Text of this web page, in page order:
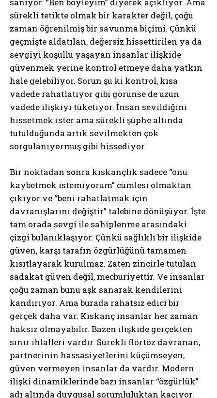
sürekli tetikte olmak bir karakter değil, çoğu
zaman öğrenilmiş bir savunma biçimi. Çünkü
geçmişte aldatılan, değersiz hissettirilen ya da
sevgiyi koşullu yaşayan insanlar ilişkide
güvenmek yerine kontrol etmeye daha yatkın
hale gelebiliyor. Sorun şu ki kontrol, kısa
vadede rahatlatıyor gibi görünse de uzun
vadede ilişkiyi tüketiyor. İnsan sevildiğini
hissetmek ister ama sürekli şüphe altında
tutulduğunda artık sevilmekten çok
sorgulanıyormuş gibi hissediyor.
Bir noktadan sonra kıskançlık sadece “onu
kaybetmek istemiyorum” cümlesi olmaktan
çıkıyor ve “beni rahatlatmak için
davranışlarını değiştir” talebine dönüşüyor. İşte
tam orada sevgi ile sahiplenme arasındaki
çizgi bulanıklaşıyor. Çünkü sağlıklı bir ilişkide
güven, karşı tarafın özgürlüğünü tamamen
kısıtlayarak kurulmaz. Zaten zincirle tutulan
sadakat güven değil, mecburiyettir. Ve insanlar
çoğu zaman bunu aşk sanarak kendilerini
kandırıyor. Ama burada rahatsız edici bir
gerçek daha var. Kıskanç insanlar her zaman
haksız olmayabilir. Bazen ilişkide gerçekten
sınır ihlalleri vardır. Sürekli flörtöz davranan,
partnerinin hassasiyetlerini küçümseyen,
güven vermeyen insanlar da vardır. Modern
ilişki dinamiklerinde bazı insanlar “özgürlük”
adı altında duygusal sorumluluktan kaçıyor.